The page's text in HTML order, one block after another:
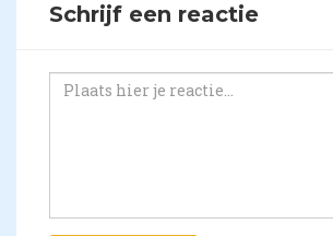
Schrijf een reactie